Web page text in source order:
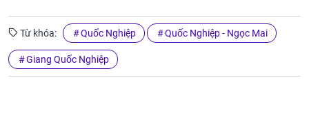
Từ khóa: Quốc Nghiệp Quốc Nghiệp - Ngọc Mai
Giang Quốc Nghiệp